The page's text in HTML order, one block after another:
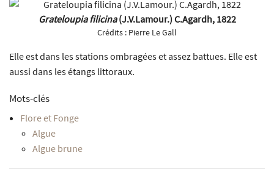
Grateloupia filicina(J.V.Lamour.) C.Agardh, 1822
Crédits : Pierre Le Gall
Elle est dans les stations ombragées et assez battues. Elle est
aussi dans les étangs littoraux.
Mots-clés
Flore et Fonge
Algue
Algue brune